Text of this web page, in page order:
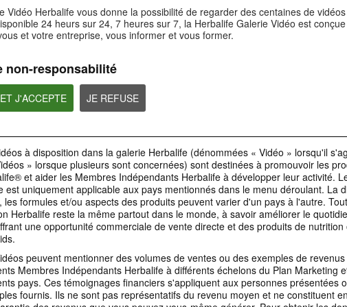
Vidéo Herbalife vous donne la possibilité de regarder des centaines de
24 heurs sur 24, 7 heures sur 7, la Herbalife Galerie Vidéo est
et votre entreprise, vous informer et vous former.
non-responsabilité
J'ACCEPTE JE REFUSE
à disposition dans la galerie Herbalife (dénommées « Vidéo » lorsqu'il
» lorsque plusieurs sont concernées) sont destinées à promouvoir les
et aider les Membres Indépendants Herbalife à développer leur activité.
est uniquement applicable aux pays mentionnés dans le menu déroulant. La
les formules et/ou aspects des produits peuvent varier d'un pays à l'autre.
Herbalife reste la même partout dans le monde, à savoir améliorer le
une opportunité commerciale de vente directe et des produits de
peuvent mentionner des volumes de ventes ou des exemples de
Membres Indépendants Herbalife à différents échelons du Plan Marketing
pays. Ces témoignages financiers s'appliquent aux personnes présentées
fournis. Ils ne sont pas représentatifs du revenu moyen et ne constituent
2:26
Transfert de données et
archivage
personnelles de l'Union
européenne, ou de citoyens
européens.
HL/Skin - Hydratation
Découvrez les produits de la
Parcours 06 -
14:22
B0109 Notes à considérer
Faites tout votre possible et
accomplissez le maximum
2:11
Propriété intellectuelle
Tant que vous êtes
DistributeurIndépendant vous
devez utiliser la propriété
intellectuelle approuvée,
uniquement pour promouvoir
votre activité Herbalife Nutrition.
Parcours 07 -
du Coach
Masterclass Clubs
4:24
1:05
PRODUITS
2:42
Microbiotic Max
Découvrez Microbiotic Max, un
complément alimentaire qui vous
soutient.